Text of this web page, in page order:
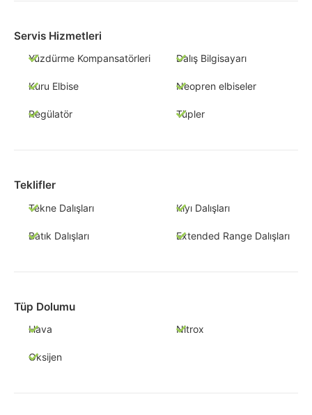
Servis Hizmetleri
Yüzdürme Kompansatörleri Dalış Bilgisayarı
Kuru Elbise Neopren elbiseler
Regülatör Tüpler
Teklifler
Tekne Dalışları Kıyı Dalışları
Batık Dalışları Extended Range Dalışları
Tüp Dolumu
Hava Nitrox
Oksijen